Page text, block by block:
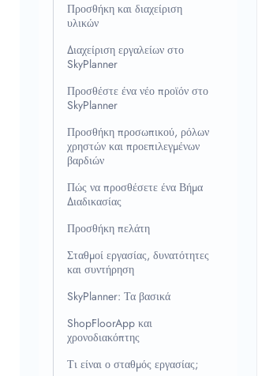
Προσθήκη και διαχείριση
υλικών
Διαχείριση εργαλείων στο
SkyPlanner
Προσθέστε ένα νέο προϊόν στο
SkyPlanner
Προσθήκη προσωπικού, ρόλων
χρηστών και προεπιλεγμένων
βαρδιών
Πώς να προσθέσετε ένα Βήμα
Διαδικασίας
Προσθήκη πελάτη
Σταθμοί εργασίας, δυνατότητες
και συντήρηση
SkyPlanner: Τα βασικά
ShopFloorApp και
χρονοδιακόπτης
Τι είναι ο σταθμός εργασίας;